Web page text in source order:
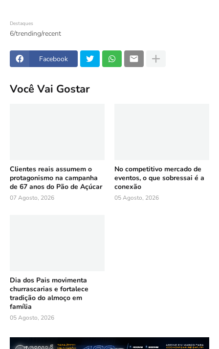
Destaques
6/trending/recent
Facebook
Você Vai Gostar
Clientes reais assumem o
protagonismo na campanha
de 67 anos do Pão de Açúcar
07 Agosto, 2026
No competitivo mercado de
eventos, o que sobressai é a
conexão
05 Agosto, 2026
Dia dos Pais movimenta
churrascarias e fortalece
tradição do almoço em
família
05 Agosto, 2026